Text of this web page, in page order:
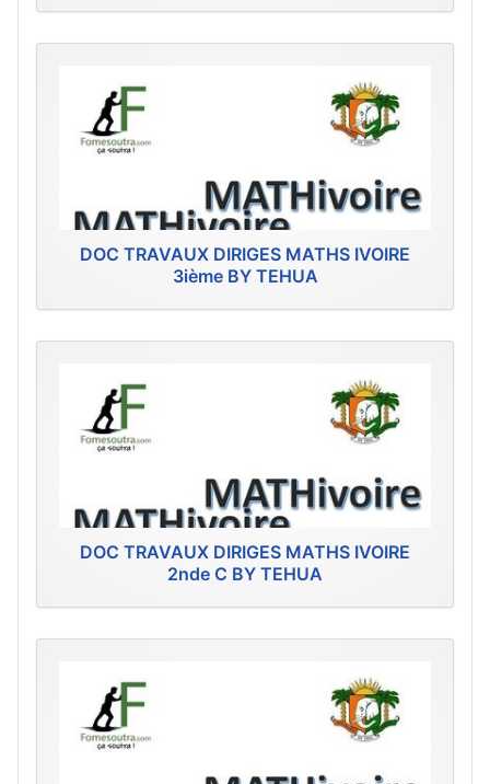
DOC TRAVAUX DIRIGES MATHS IVOIRE
3ième BY TEHUA
DOC TRAVAUX DIRIGES MATHS IVOIRE
2nde C BY TEHUA